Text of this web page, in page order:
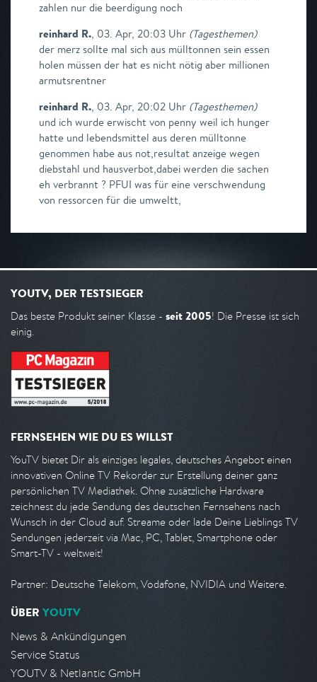
zahlen nur die beerdigung noch
reinhard R., 03. Apr, 20:03 Uhr (Tagesthemen)
der merz sollte mal sich aus mülltonnen sein essen
holen müssen der hat es nicht nötig aber millionen
armutsrentner
reinhard R., 03. Apr, 20:02 Uhr (Tagesthemen)
und ich wurde erwischt von penny weil ich hunger
hatte und lebendsmittel aus deren mülltonne
genommen habe aus not,resultat anzeige wegen
diebstahl und hausverbot,dabei werden die sachen
eh verbrannt ? PFUI was für eine verschwendung
von ressorcen für die umweltt,
YOUTV, DER TESTSIEGER
Das beste Produkt seiner Klasse - seit 2005! Die Presse ist sich
einig.
FERNSEHEN WIE DU ES WILLST
YouTV bietet Dir als einziges legales, deutsches Angebot einen
innovativen Online TV Rekorder zur Erstellung deiner ganz
persönlichen TV Mediathek. Ohne zusätzliche Hardware
zeichnest du jede Sendung des deutschen Fernsehens nach
Wunsch in der Cloud auf. Streame oder lade Deine Lieblings TV
Sendungen jederzeit via Mac, PC, Tablet, Smartphone oder
Smart-TV - weltweit!
Partner: Deutsche Telekom, Vodafone, NVIDIA und Weitere.
ÜBER YOUTV
News & Ankündigungen
Service Status
YOUTV & Netlantic GmbH